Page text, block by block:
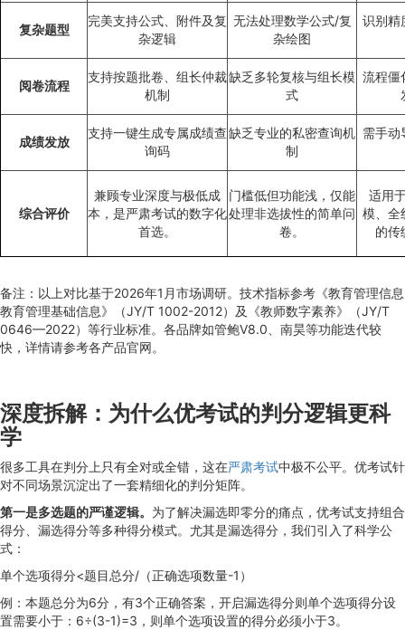
复杂题型
完美支持公式、附件及复
杂逻辑
无法处理数学公式/复
杂绘图
识别精
阅卷流程
支持按题批卷、组长仲裁
机制
缺乏多轮复核与组长模
式
流程僵
成绩发放
支持一键生成专属成绩查
询码
缺乏专业的私密查询机
制
需手动
综合评价
兼顾专业深度与极低成
本，是严肃考试的数字化
首选。
门槛低但功能浅，仅能
处理非选拔性的简单问
卷。
适用
模、全
的传
备注：以上对比基于2026年1月市场调研。技术指标参考《教育管理信息
教育管理基础信息》（JY/T 1002-2012）及《教师数字素养》（JY/T
0646—2022）等行业标准。各品牌如管鲍V8.0、南昊等功能迭代较
快，详情请参考各产品官网。
深度拆解：为什么优考试的判分逻辑更科
学
很多工具在判分上只有全对或全错，这在严肃考试中极不公平。优考试针
对不同场景沉淀出了一套精细化的判分矩阵。
第一是多选题的严谨逻辑。 为了解决漏选即零分的痛点，优考试支持组合
得分、漏选得分等多种得分模式。尤其是漏选得分，我们引入了科学公
式：
单个选项得分<题目总分/（正确选项数量-1）
例：本题总分为6分，有3个正确答案，开启漏选得分则单个选项得分设
置需要小于：6÷(3-1)=3，则单个选项设置的得分必须小于3。